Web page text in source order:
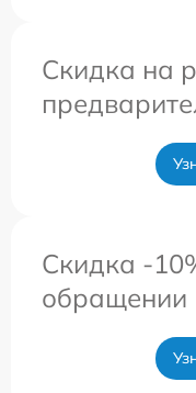
Скидка на
Скидка -
обращении